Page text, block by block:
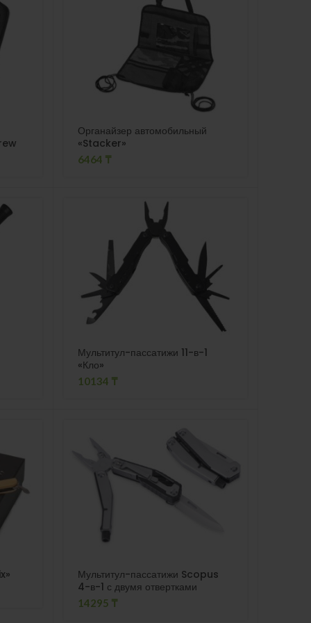
Органайзер автомобильный
«Stacker»
6464 ₸
Мультитул-пассатижи 11-в-1
«Кло»
10134 ₸
Мультитул-пассатижи Scopus
4-в-1 с двумя отвертками
14295 ₸